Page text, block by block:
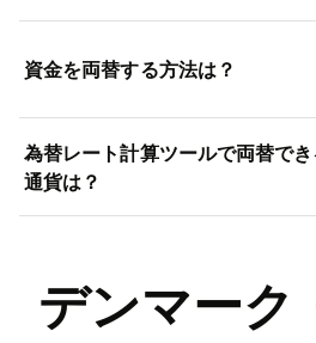
資金を両替する方法は？
為替レート計算ツールで両替でき
通貨は？
デンマーク